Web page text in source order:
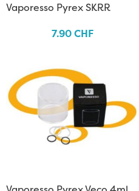
Vaporesso Pyrex SKRR
7.90CHF